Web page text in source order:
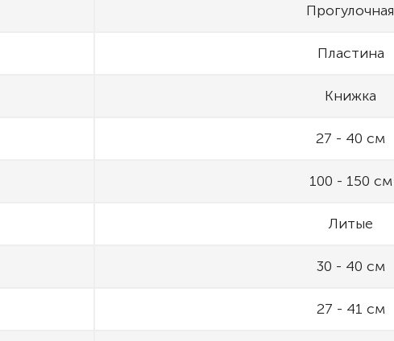
Прогулочная
Пластина
Книжка
27 - 40 см
100 - 150 см
Литые
30 - 40 см
27 - 41 см